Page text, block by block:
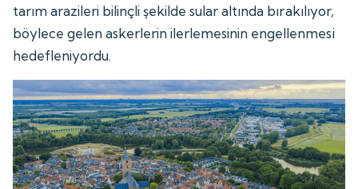
tarım arazileri bilinçli şekilde sular altında bırakılıyor,
böylece gelen askerlerin ilerlemesinin engellenmesi
hedefleniyordu.